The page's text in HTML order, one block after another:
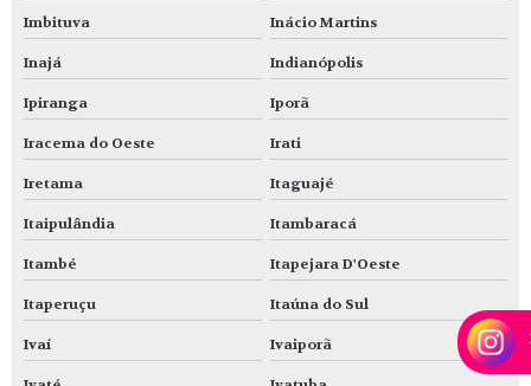
Imbituva Inácio Martins
Inajá Indianópolis
Ipiranga Iporã
Iracema do Oeste Irati
Iretama Itaguajé
Itaipulândia Itambaracá
Itambé Itapejara D'Oeste
Itaperuçu Itaúna do Sul
Ivaí Ivaiporã